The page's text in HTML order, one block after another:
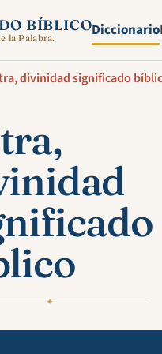
BÍBLICO
la Palabra. Diccionario
divinidad significado
✦
explicación